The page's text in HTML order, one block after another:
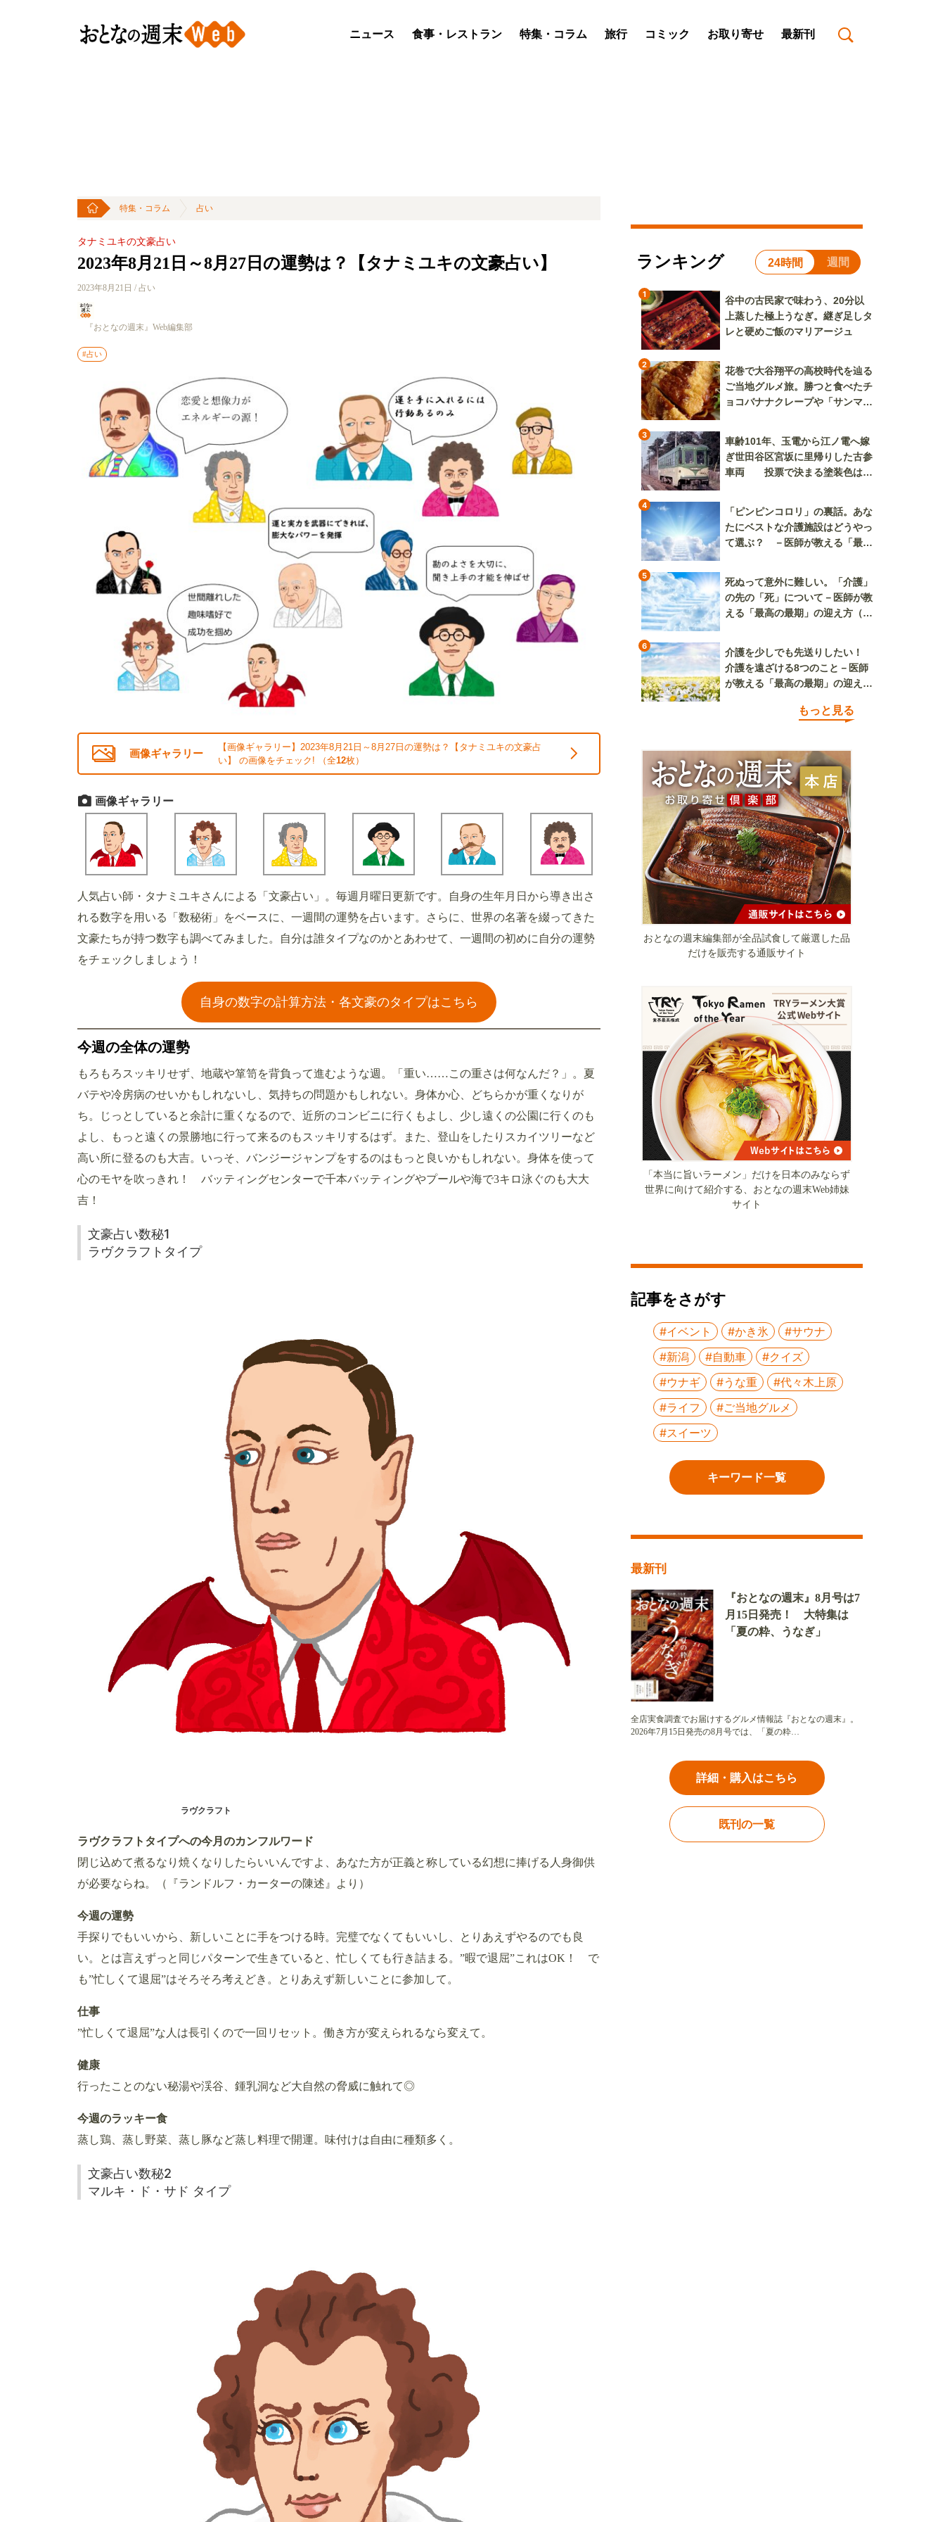
ニュース 食事・レストラン 特集・コラム 旅行 コミック お取り寄せ 最新刊
特集・コラム 占い
タナミユキの文豪占い
2023年8月21日～8月27日の運勢は？【タナミユキの文豪占い】
2023年8月21日 / 占い
『おとなの週末』Web編集部
#占い
画像ギャラリー
【画像ギャラリー】2023年8月21日～8月27日の運勢は？【タナミユキの文豪占
い】 の画像をチェック! （全12枚）
画像ギャラリー
人気占い師・タナミユキさんによる「文豪占い」。毎週月曜日更新です。自身の生年月日から導き出さ
れる数字を用いる「数秘術」をベースに、一週間の運勢を占います。さらに、世界の名著を綴ってきた
文豪たちが持つ数字も調べてみました。自分は誰タイプなのかとあわせて、一週間の初めに自分の運勢
をチェックしましょう！
自身の数字の計算方法・各文豪のタイプはこちら
今週の全体の運勢
もろもろスッキリせず、地蔵や箪笥を背負って進むような週。「重い……この重さは何なんだ？」。夏
バテや冷房病のせいかもしれないし、気持ちの問題かもしれない。身体か心、どちらかが重くなりが
ち。じっとしていると余計に重くなるので、近所のコンビニに行くもよし、少し遠くの公園に行くのも
よし、もっと遠くの景勝地に行って来るのもスッキリするはず。また、登山をしたりスカイツリーなど
高い所に登るのも大吉。いっそ、バンジージャンプをするのはもっと良いかもしれない。身体を使って
心のモヤを吹っきれ！ バッティングセンターで千本バッティングやプールや海で3キロ泳ぐのも大大
吉！
文豪占い数秘1
ラヴクラフトタイプ
ラヴクラフト
ラヴクラフトタイプへの今月のカンフルワード
閉じ込めて煮るなり焼くなりしたらいいんですよ、あなた方が正義と称している幻想に捧げる人身御供
が必要ならね。（『ランドルフ・カーターの陳述』より）
今週の運勢
手探りでもいいから、新しいことに手をつける時。完璧でなくてもいいし、とりあえずやるのでも良
い。とは言えずっと同じパターンで生きていると、忙しくても行き詰まる。”暇で退屈”これはOK！ で
も”忙しくて退屈”はそろそろ考えどき。とりあえず新しいことに参加して。
仕事
”忙しくて退屈”な人は長引くので一回リセット。働き方が変えられるなら変えて。
健康
行ったことのない秘湯や渓谷、鍾乳洞など大自然の脅威に触れて◎
今週のラッキー食
蒸し鶏、蒸し野菜、蒸し豚など蒸し料理で開運。味付けは自由に種類多く。
文豪占い数秘2
マルキ・ド・サド タイプ
ランキング 24時間 週間
1
谷中の古民家で味わう、20分以
上蒸した極上うなぎ。継ぎ足しタ
レと硬めご飯のマリアージュ
2
花巻で大谷翔平の高校時代を辿る
ご当地グルメ旅。勝つと食べたチ
ョコバナナクレープや「サンマー
3
車齢101年、玉電から江ノ電へ嫁
ぎ世田谷区宮坂に里帰りした古参
車両 投票で決まる塗装色は、
4
「ピンピンコロリ」の裏話。あな
たにベストな介護施設はどうやっ
て選ぶ？ －医師が教える「最高
5
死ぬって意外に難しい。「介護」
の先の「死」について－医師が教
える「最高の最期」の迎え方（そ
6
介護を少しでも先送りしたい！
介護を遠ざける8つのこと－医師
が教える「最高の最期」の迎え方
もっと見る
おとなの週末編集部が全品試食して厳選した品
だけを販売する通販サイト
「本当に旨いラーメン」だけを日本のみならず
世界に向けて紹介する、おとなの週末Web姉妹
サイト
記事をさがす
#イベント #かき氷
#サウナ
#新潟
#自動車
#クイズ
#ウナギ
#うな重
#代々木上原
#ライフ
#ご当地グルメ
#スイーツ
キーワード一覧
最新刊
『おとなの週末』8月号は7
月15日発売！ 大特集は
「夏の粋、うなぎ」
全店実食調査でお届けするグルメ情報誌『おとなの週末』。
2026年7月15日発売の8月号では、「夏の粋…
詳細・購入はこちら
既刊の一覧